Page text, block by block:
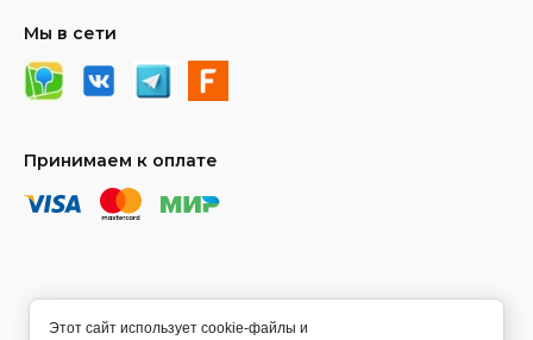
Мы в сети
Принимаем к оплате
Этот сайт использует cookie-файлы и